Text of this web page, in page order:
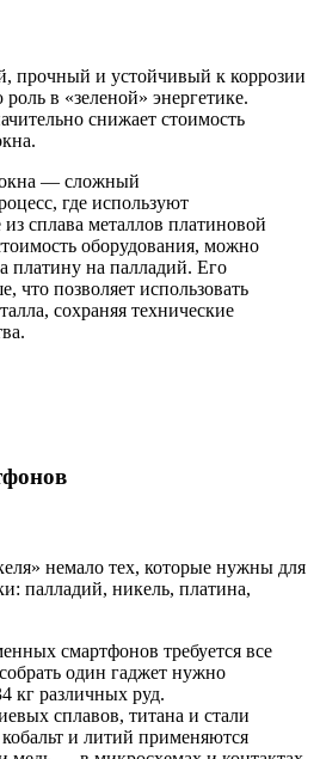
прочный и устойчивый к коррозии
в «зеленой» энергетике.
снижает стоимость
— сложный
где используют
сплава металлов платиновой
оборудования, можно
платину на палладий. Его
что позволяет использовать
сохраняя технические
немало тех, которые нужны для
палладий, никель, платина,
смартфонов требуется все
один гаджет нужно
кг различных руд.
сплавов, титана и стали
и литий применяются